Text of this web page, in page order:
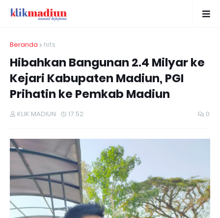
Beranda hits
Hibahkan Bangunan 2.4 Milyar ke
Kejari Kabupaten Madiun, PGI
Prihatin ke Pemkab Madiun
KLIK MADIUN 17.52 0